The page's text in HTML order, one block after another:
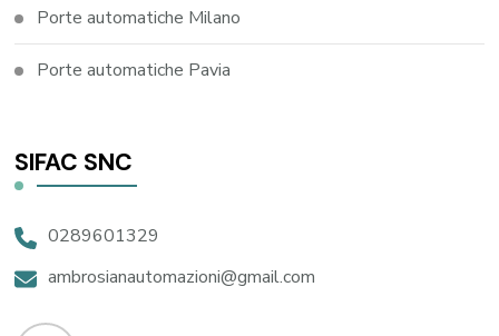
Porte automatiche Milano
Porte automatiche Pavia
SIFAC SNC
0289601329
ambrosianautomazioni@gmail.com